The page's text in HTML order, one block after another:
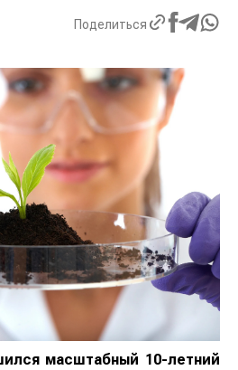
Поделиться
масштабный 10-летний